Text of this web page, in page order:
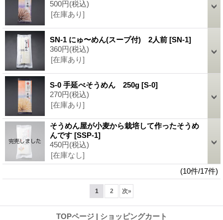
500円(税込)
[在庫あり]
SN-1 にゅ〜めん(スープ付) 2人前 [SN-1]
360円(税込)
[在庫あり]
S-0 手延べそうめん 250g [S-0]
270円(税込)
[在庫あり]
そうめん屋が小麦から栽培して作ったそうめ
んです [SSP-1]
450円(税込)
[在庫なし]
(10件/17件)
1 2 次»
TOPページ | ショッピングカート